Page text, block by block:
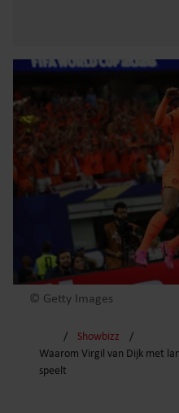
© Getty Images
Showbizz
Waarom Virgil van Dijk met
speelt